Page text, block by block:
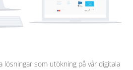
lösningar som utökning på vår digitala